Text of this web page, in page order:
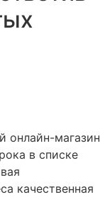
онлайн-магазин
в списке
качественная